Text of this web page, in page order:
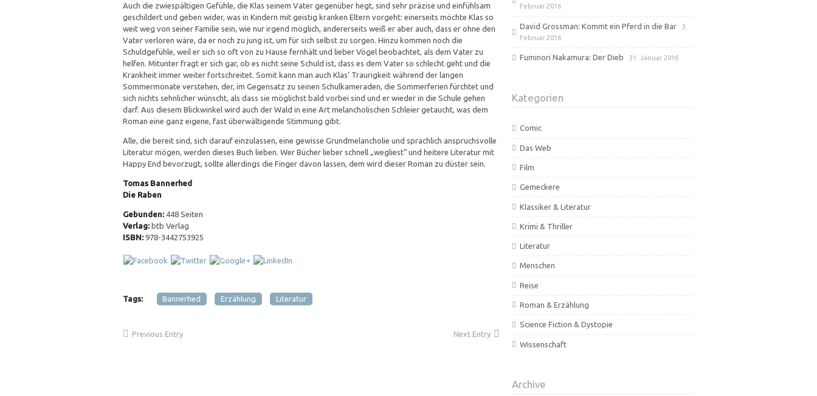
Auch die zwiespältigen Gefühle, die Klas seinem Vater gegenüber hegt, sind sehr präzise und einfühlsam
geschildert und geben wider, was in Kindern mit geistig kranken Eltern vorgeht: einerseits möchte Klas so
weit weg von seiner Familie sein, wie nur irgend möglich, andererseits weiß er aber auch, dass er ohne den
Vater verloren wäre, da er noch zu jung ist, um für sich selbst zu sorgen. Hinzu kommen noch die
Schuldgefühle, weil er sich so oft von zu Hause fernhält und lieber Vögel beobachtet, als dem Vater zu
helfen. Mitunter fragt er sich gar, ob es nicht seine Schuld ist, dass es dem Vater so schlecht geht und die
Krankheit immer weiter fortschreitet. Somit kann man auch Klas’ Traurigkeit während der langen
Sommermonate verstehen, der, im Gegensatz zu seinen Schulkameraden, die Sommerferien fürchtet und
sich nichts sehnlicher wünscht, als dass sie möglichst bald vorbei sind und er wieder in die Schule gehen
darf. Aus diesem Blickwinkel wird auch der Wald in eine Art melancholischen Schleier getaucht, was dem
Roman eine ganz eigene, fast überwältigende Stimmung gibt.
Alle, die bereit sind, sich darauf einzulassen, eine gewisse Grundmelancholie und sprachlich anspruchsvolle
Literatur mögen, werden dieses Buch lieben. Wer Bücher lieber schnell „wegliest“ und heitere Literatur mit
Happy End bevorzugt, sollte allerdings die Finger davon lassen, dem wird dieser Roman zu düster sein.
Tomas Bannerhed
Die Raben
Gebunden: 448 Seiten
Verlag: btb Verlag
ISBN: 978-3442753925
Tags: Bannerhed Erzählung Literatur
Previous Entry Next Entry
Februar 2016
David Grossman: Kommt ein Pferd in die Bar
3.
Februar 2016
Fuminori Nakamura: Der Dieb 31. Januar 2016
Kategorien
Comic
Das Web
Film
Gemeckere
Klassiker & Literatur
Krimi & Thriller
Literatur
Menschen
Reise
Roman & Erzählung
Science Fiction & Dystopie
Wissenschaft
Archive